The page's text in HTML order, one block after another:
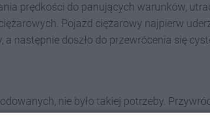
prędkości do panujących warunków,
Pojazd ciężarowy najpierw
następnie doszło do przewrócenia się
nie było takiej potrzeby.
zostanie ponownie zamknięty.